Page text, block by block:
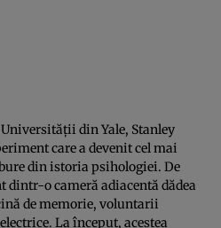
din Yale, Stanley
care a devenit cel mai
din istoria psihologiei. De
dintr-o cameră adiacentă dădea
de memorie, voluntarii
La început, acestea